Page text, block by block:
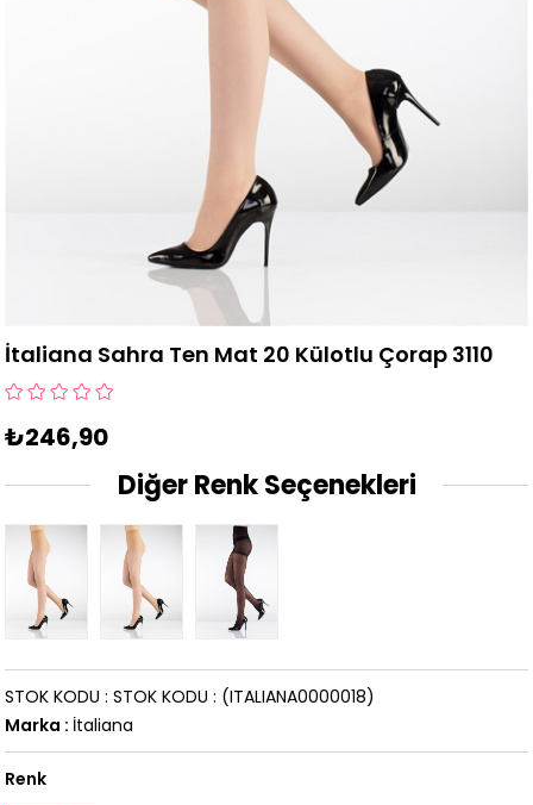
İtaliana Sahra Ten Mat 20 Külotlu Çorap 3110
₺246,90
Diğer Renk Seçenekleri
(ITALIANA0000018)
STOK KODU
STOK KODU
Marka : İtaliana
Renk